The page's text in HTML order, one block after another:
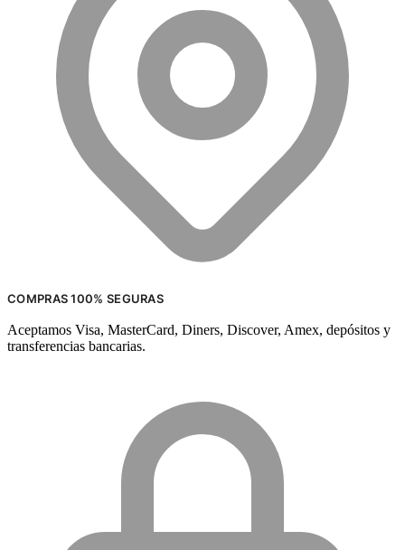
COMPRAS 100% SEGURAS
Aceptamos Visa, MasterCard, Diners, Discover, Amex, depósitos y
transferencias bancarias.